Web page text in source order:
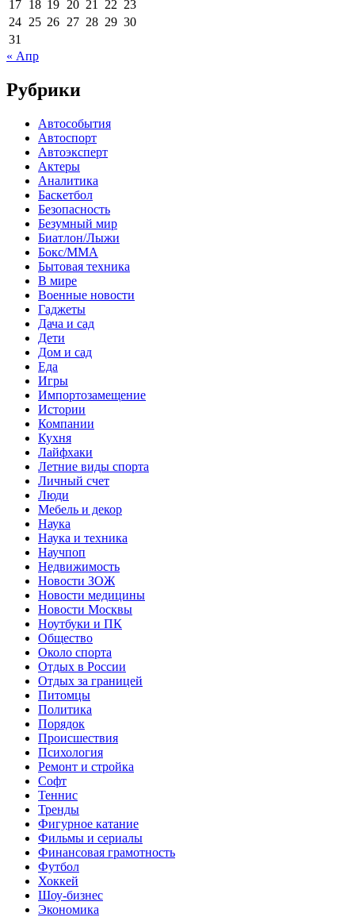
17 18 19 20 21 22 23
24 25 26 27 28 29 30
31
« Апр
Рубрики
Автособытия
Автоспорт
Автоэксперт
Актеры
Аналитика
Баскетбол
Безопасность
Безумный мир
Биатлон/Лыжи
Бокс/MMA
Бытовая техника
В мире
Военные новости
Гаджеты
Дача и сад
Дети
Дом и сад
Еда
Игры
Импортозамещение
Истории
Компании
Кухня
Лайфхаки
Летние виды спорта
Личный счет
Люди
Мебель и декор
Наука
Наука и техника
Научпоп
Недвижимость
Новости ЗОЖ
Новости медицины
Новости Москвы
Ноутбуки и ПК
Общество
Около спорта
Отдых в России
Отдых за границей
Питомцы
Политика
Порядок
Происшествия
Психология
Ремонт и стройка
Софт
Теннис
Тренды
Фигурное катание
Фильмы и сериалы
Финансовая грамотность
Футбол
Хоккей
Шоу-бизнес
Экономика